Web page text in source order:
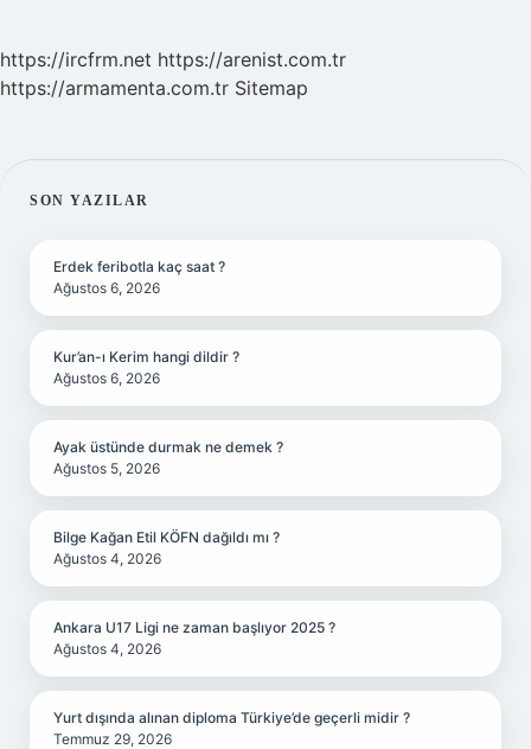
https://ircfrm.net https://arenist.com.tr
https://armamenta.com.tr Sitemap
SIDEBAR
SON YAZILAR
Erdek feribotla kaç saat ?
Ağustos 6, 2026
Kur’an-ı Kerim hangi dildir ?
Ağustos 6, 2026
Ayak üstünde durmak ne demek ?
Ağustos 5, 2026
Bilge Kağan Etil KÖFN dağıldı mı ?
Ağustos 4, 2026
Ankara U17 Ligi ne zaman başlıyor 2025 ?
Ağustos 4, 2026
Yurt dışında alınan diploma Türkiye’de geçerli midir ?
Temmuz 29, 2026